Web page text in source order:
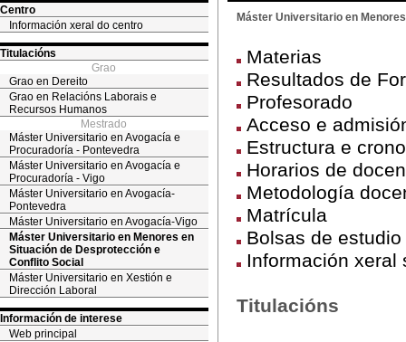
Centro
Información xeral do centro
Titulacións
Grao
Grao en Dereito
Grao en Relacións Laborais e
Recursos Humanos
Mestrado
Máster Universitario en Avogacía e
Procuradoría - Pontevedra
Máster Universitario en Avogacía e
Procuradoría - Vigo
Máster Universitario en Avogacía-
Pontevedra
Máster Universitario en Avogacía-Vigo
Máster Universitario en Menores en
Situación de Desprotección e
Conflito Social
Máster Universitario en Xestión e
Dirección Laboral
Información de interese
Web principal
Máster Universitario en
Materias
Resultados de
Profesorado
Acceso e
Estructura e
Horarios de
Metodología
Matrícula
Bolsas de estudio
Información xeral
Titulacións